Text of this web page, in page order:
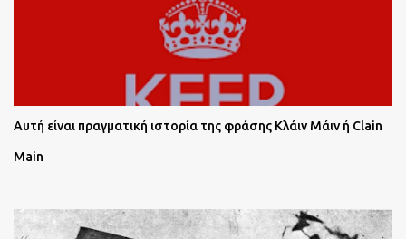
Αυτή είναι πραγματική ιστορία της φράσης Κλάιν Μάιν ή Clain
Main